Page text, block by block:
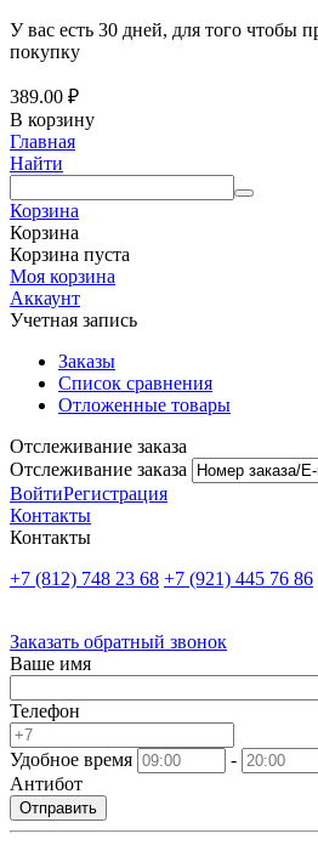
У вас есть 30 дней, для того чтобы
покупку
389.00 ₽
В корзину
Главная
Найти
Корзина
Корзина
Корзина пуста
Моя корзина
Аккаунт
Учетная запись
Заказы
Список сравнения
Отложенные товары
Отслеживание заказа
Отслеживание заказа
ВойтиРегистрация
Контакты
Контакты
+7 (812) 748 23 68 +7 (921) 445 76 86
Заказать обратный звонок
Ваше имя
Телефон
Удобное время
-
Антибот
Отправить